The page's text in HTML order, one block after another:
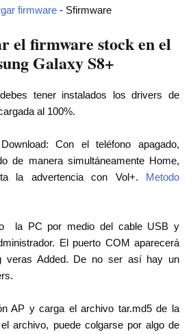
firmware - Sfirmware
el firmware stock en el
Galaxy S8+
tener instalados los drivers de
al 100%.
Con el teléfono apagado,
de manera simultáneamente Home,
la advertencia con Vol+. Metodo
la PC por medio del cable USB y
El puerto COM aparecerá
veras Added. De no ser así hay un
AP y carga el archivo tar.md5 de la
archivo, puede colgarse por algo de